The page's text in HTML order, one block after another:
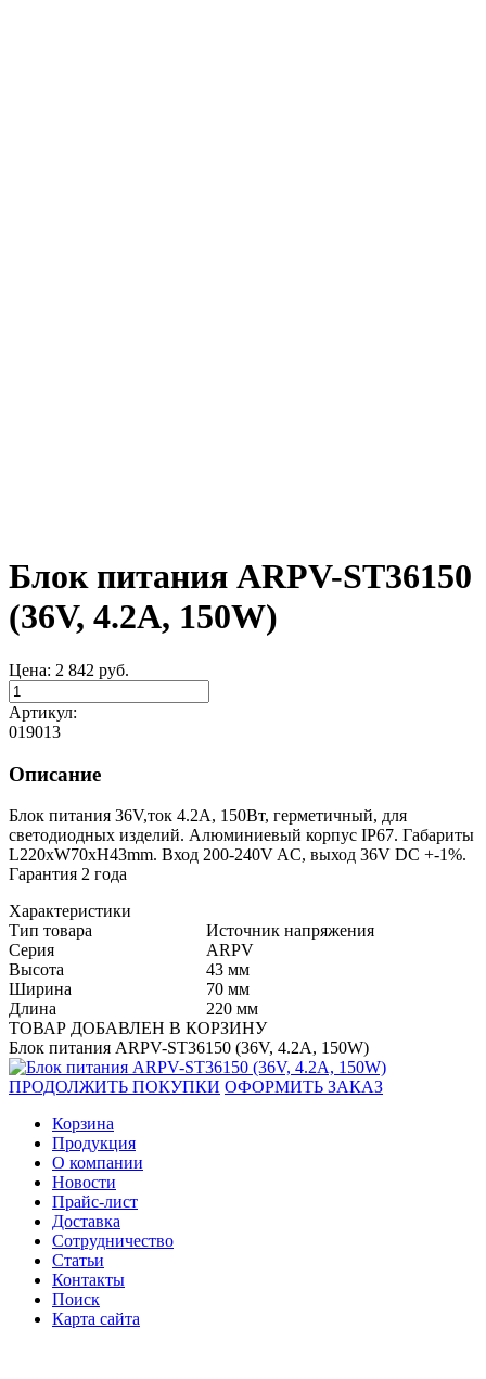
Блок питания ARPV-ST36150
(36V, 4.2A, 150W)
Цена: 2 842 руб.
Артикул:
019013
Описание
Блок питания 36V,ток 4.2А, 150Вт, герметичный, для
светодиодных изделий. Алюминиевый корпус IP67. Габариты
L220xW70xH43mm. Вход 200-240V AC, выход 36V DC +-1%.
Гарантия 2 года
Характеристики
Тип товара
Источник напряжения
Серия
ARPV
Высота
43 мм
Ширина
70 мм
Длина
220 мм
ТОВАР ДОБАВЛЕН В КОРЗИНУ
Блок питания ARPV-ST36150 (36V, 4.2A, 150W)
ПРОДОЛЖИТЬ ПОКУПКИ ОФОРМИТЬ ЗАКАЗ
Корзина
Продукция
О компании
Новости
Прайс-лист
Доставка
Сотрудничество
Статьи
Контакты
Поиск
Карта сайта